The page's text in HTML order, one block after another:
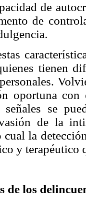
de
de
tienen
oportuna
señales se
de la
cual la
y terapéutico
de los